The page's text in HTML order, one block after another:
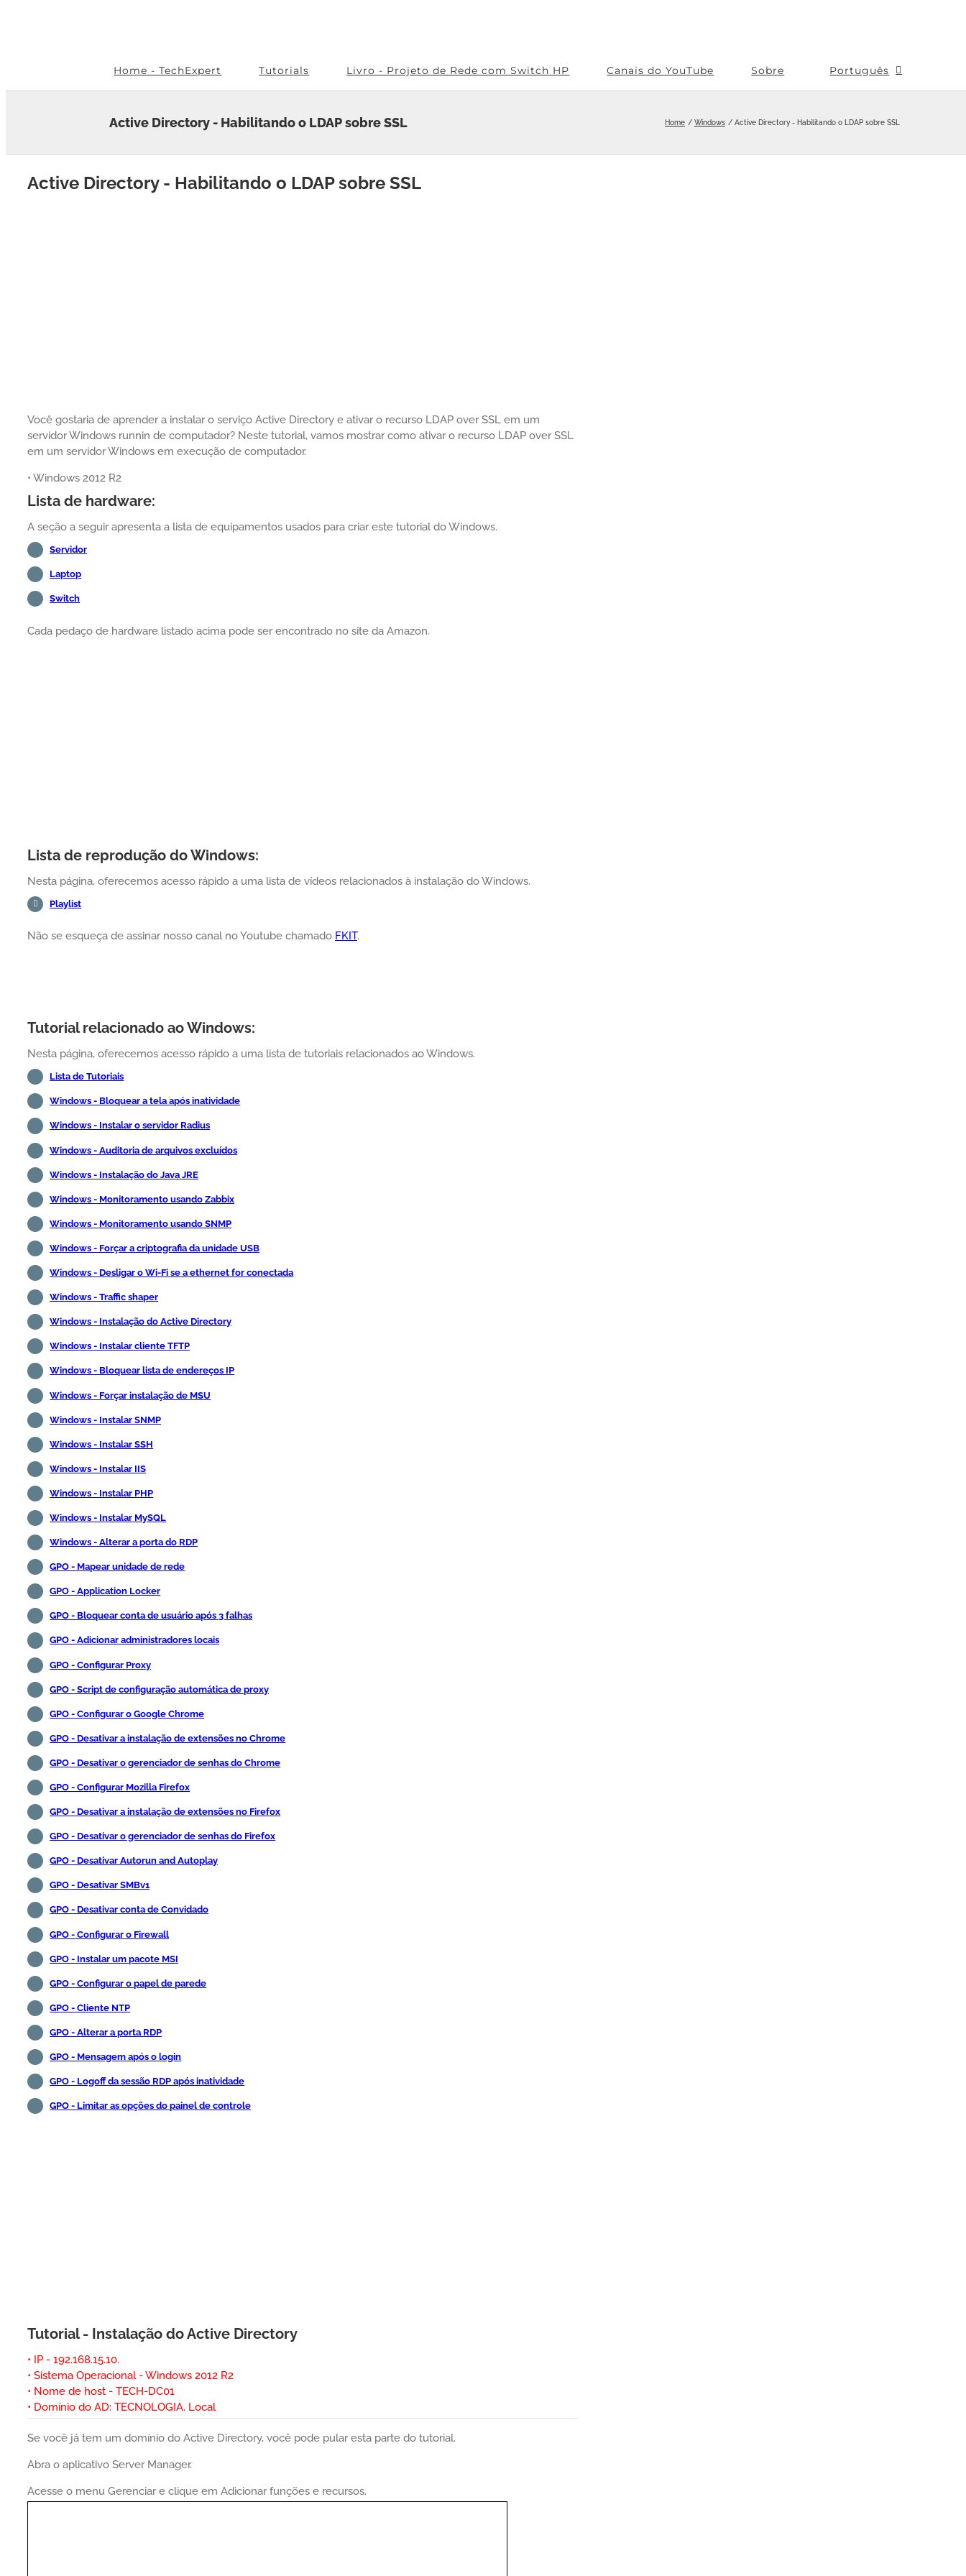
Home - TechExpert
Tutorials Livro - Projeto de Rede com Switch HP Canais do YouTube Sobre Português
Active Directory - Habilitando o LDAP sobre SSL Home Windows Active Directory - Habilitando o LDAP sobre SSL
Active Directory - Habilitando o LDAP sobre SSL
Você gostaria de aprender a instalar o serviço Active Directory e ativar o recurso LDAP over SSL em um
servidor Windows runnin de computador? Neste tutorial, vamos mostrar como ativar o recurso LDAP over SSL
em um servidor Windows em execução de computador.
• Windows 2012 R2
Lista de hardware:
A seção a seguir apresenta a lista de equipamentos usados para criar este tutorial do Windows.
Servidor
Laptop
Switch
Cada pedaço de hardware listado acima pode ser encontrado no site da Amazon.
Lista de reprodução do Windows:
Nesta página, oferecemos acesso rápido a uma lista de vídeos relacionados à instalação do Windows.
Playlist
Não se esqueça de assinar nosso canal no Youtube chamado FKIT.
Tutorial relacionado ao Windows:
Nesta página, oferecemos acesso rápido a uma lista de tutoriais relacionados ao Windows.
Lista de Tutoriais
Windows - Bloquear a tela após inatividade
Windows - Instalar o servidor Radius
Windows - Auditoria de arquivos excluídos
Windows - Instalação do Java JRE
Windows - Monitoramento usando Zabbix
Windows - Monitoramento usando SNMP
Windows - Forçar a criptografia da unidade USB
Windows - Desligar o Wi-Fi se a ethernet for conectada
Windows - Traffic shaper
Windows - Instalação do Active Directory
Windows - Instalar cliente TFTP
Windows - Bloquear lista de endereços IP
Windows - Forçar instalação de MSU
Windows - Instalar SNMP
Windows - Instalar SSH
Windows - Instalar IIS
Windows - Instalar PHP
Windows - Instalar MySQL
Windows - Alterar a porta do RDP
GPO - Mapear unidade de rede
GPO - Application Locker
GPO - Bloquear conta de usuário após 3 falhas
GPO - Adicionar administradores locais
GPO - Configurar Proxy
GPO - Script de configuração automática de proxy
GPO - Configurar o Google Chrome
GPO - Desativar a instalação de extensões no Chrome
GPO - Desativar o gerenciador de senhas do Chrome
GPO - Configurar Mozilla Firefox
GPO - Desativar a instalação de extensões no Firefox
GPO - Desativar o gerenciador de senhas do Firefox
GPO - Desativar Autorun and Autoplay
GPO - Desativar SMBv1
GPO - Desativar conta de Convidado
GPO - Configurar o Firewall
GPO - Instalar um pacote MSI
GPO - Configurar o papel de parede
GPO - Cliente NTP
GPO - Alterar a porta RDP
GPO - Mensagem após o login
GPO - Logoff da sessão RDP após inatividade
GPO - Limitar as opções do painel de controle
Tutorial - Instalação do Active Directory
• IP - 192.168.15.10.
• Sistema Operacional - Windows 2012 R2
• Nome de host - TECH-DC01
• Domínio do AD: TECNOLOGIA. Local
Se você já tem um domínio do Active Directory, você pode pular esta parte do tutorial.
Abra o aplicativo Server Manager.
Acesse o menu Gerenciar e clique em Adicionar funções e recursos.